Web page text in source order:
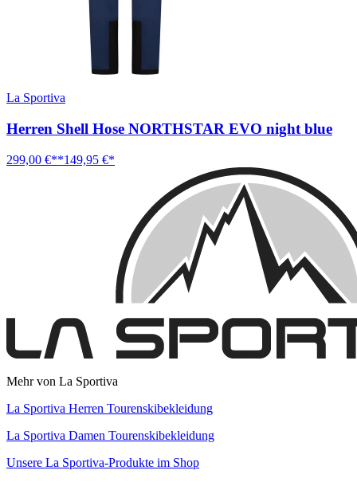
La Sportiva
Herren Shell Hose NORTHSTAR EVO night blue
299,00 €**149,95 €*
Mehr von La Sportiva
La Sportiva Herren Tourenskibekleidung
La Sportiva Damen Tourenskibekleidung
Unsere La Sportiva-Produkte im Shop